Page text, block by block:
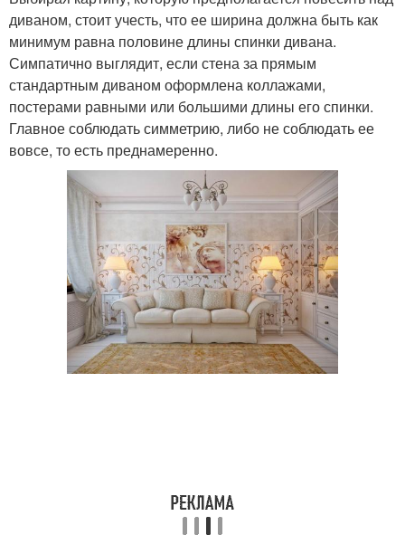
диваном, стоит учесть, что ее ширина должна быть как
минимум равна половине длины спинки дивана.
Симпатично выглядит, если стена за прямым
стандартным диваном оформлена коллажами,
постерами равными или большими длины его спинки.
Главное соблюдать симметрию, либо не соблюдать ее
вовсе, то есть преднамеренно.